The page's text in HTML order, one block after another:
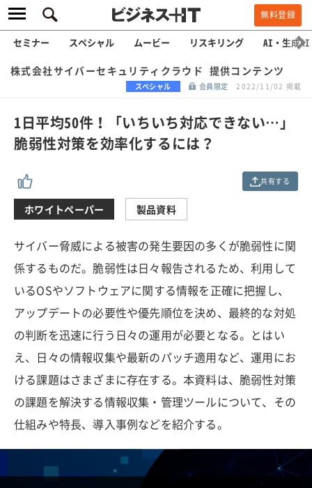
無料登録
セミナー スペシャル ムービー リスキリング AI・生成AI
株式会社サイバーセキュリティクラウド 提供コンテンツ
スペシャル 会員限定 2022/11/02 掲載
1日平均50件！「いちいち対応できない…」
脆弱性対策を効率化するには？
共有する
ホワイトペーパー 製品資料
サイバー脅威による被害の発生要因の多くが脆弱性に関
係するものだ。脆弱性は日々報告されるため、利用して
いるOSやソフトウェアに関する情報を正確に把握し、
アップデートの必要性や優先順位を決め、最終的な対処
の判断を迅速に行う日々の運用が必要となる。とはい
え、日々の情報収集や最新のパッチ適用など、運用にお
ける課題はさまざまに存在する。本資料は、脆弱性対策
の課題を解決する情報収集・管理ツールについて、その
仕組みや特長、導入事例などを紹介する。